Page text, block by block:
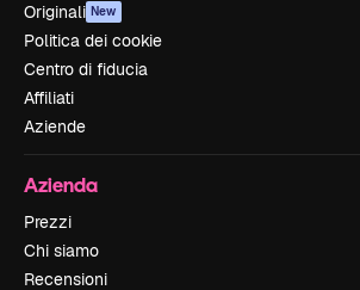
Originali New
Politica dei cookie
Centro di fiducia
Affiliati
Aziende
Azienda
Prezzi
Chi siamo
Recensioni